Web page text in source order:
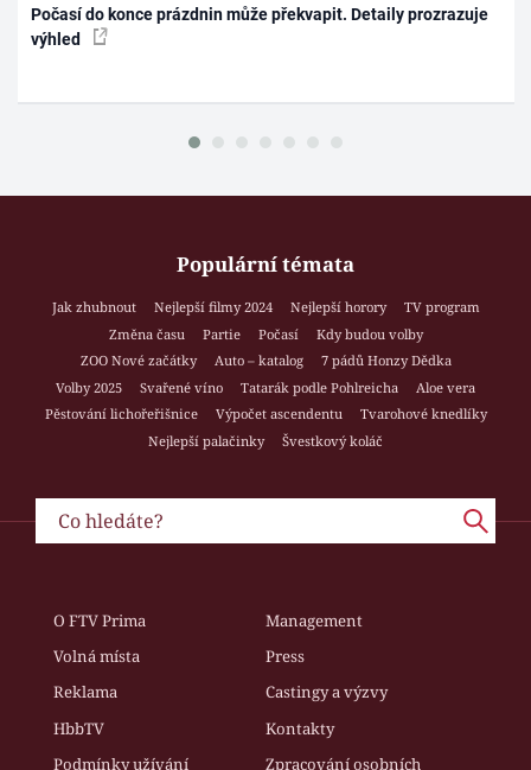
Počasí do konce prázdnin může překvapit. Detaily prozrazuje
výhled
Populární témata
Jak zhubnout Nejlepší filmy 2024 Nejlepší horory
TV program
Změna času
Partie Počasí
Kdy budou volby
ZOO Nové začátky
Auto – katalog
7 pádů Honzy Dědka
Volby 2025
Svařené víno Tatarák podle Pohlreicha
Aloe vera
Pěstování lichořeřišnice
Výpočet ascendentu
Tvarohové knedlíky
Nejlepší palačinky
Švestkový koláč
O FTV Prima
Management
Volná místa
Press
Reklama
Castingy a výzvy
HbbTV
Kontakty
Podmínky užívání
Zpracování osobních